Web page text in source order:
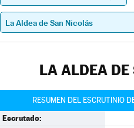
LA ALDEA DE
RESUMEN DEL ESCRUTINIO
Escrutado: